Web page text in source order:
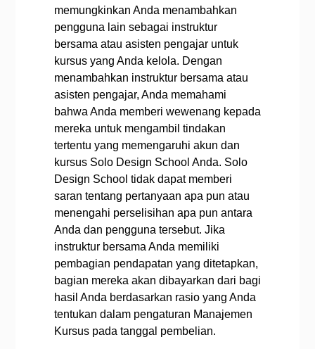
memungkinkan Anda menambahkan
pengguna lain sebagai instruktur
bersama atau asisten pengajar untuk
kursus yang Anda kelola. Dengan
menambahkan instruktur bersama atau
asisten pengajar, Anda memahami
bahwa Anda memberi wewenang kepada
mereka untuk mengambil tindakan
tertentu yang memengaruhi akun dan
kursus Solo Design School Anda. Solo
Design School tidak dapat memberi
saran tentang pertanyaan apa pun atau
menengahi perselisihan apa pun antara
Anda dan pengguna tersebut. Jika
instruktur bersama Anda memiliki
pembagian pendapatan yang ditetapkan,
bagian mereka akan dibayarkan dari bagi
hasil Anda berdasarkan rasio yang Anda
tentukan dalam pengaturan Manajemen
Kursus pada tanggal pembelian.